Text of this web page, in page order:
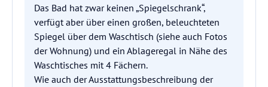
Das Bad hat zwar keinen „Spiegelschrank“,
verfügt aber über einen großen, beleuchteten
Spiegel über dem Waschtisch (siehe auch Fotos
der Wohnung) und ein Ablageregal in Nähe des
Waschtisches mit 4 Fächern.
Wie auch der Ausstattungsbeschreibung der